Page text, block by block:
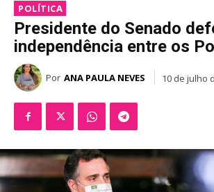
POLÍTICA
Presidente do Senado
independência entre os
Por ANA PAULA NEVES 10 de julho